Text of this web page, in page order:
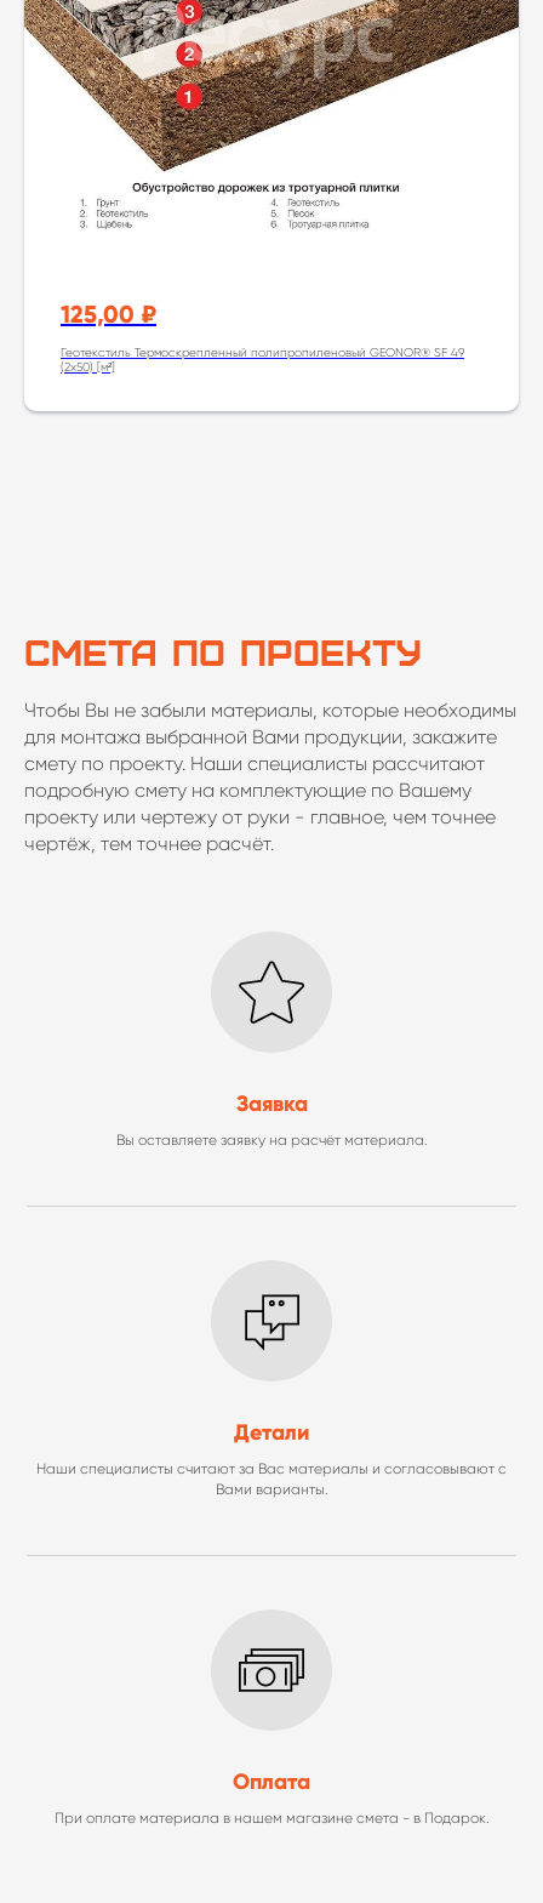
125,00 ₽
Геотекстиль Термоскрепленный полипропиленовый GEONOR® SF 49
(2x50) [м²]
СМЕТА ПО ПРОЕКТУ
Чтобы Вы не забыли материалы, которые необходимы
для монтажа выбранной Вами продукции, закажите
смету по проекту. Наши специалисты рассчитают
подробную смету на комплектующие по Вашему
проекту или чертежу от руки - главное, чем точнее
чертёж, тем точнее расчёт.
Заявка
Вы оставляете заявку на расчёт материала.
Детали
Наши специалисты считают за Вас материалы и согласовывают с
Вами варианты.
Оплата
При оплате материала в нашем магазине смета - в Подарок.